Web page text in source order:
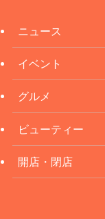
ニュース
イベント
グルメ
ビューティー
開店・閉店